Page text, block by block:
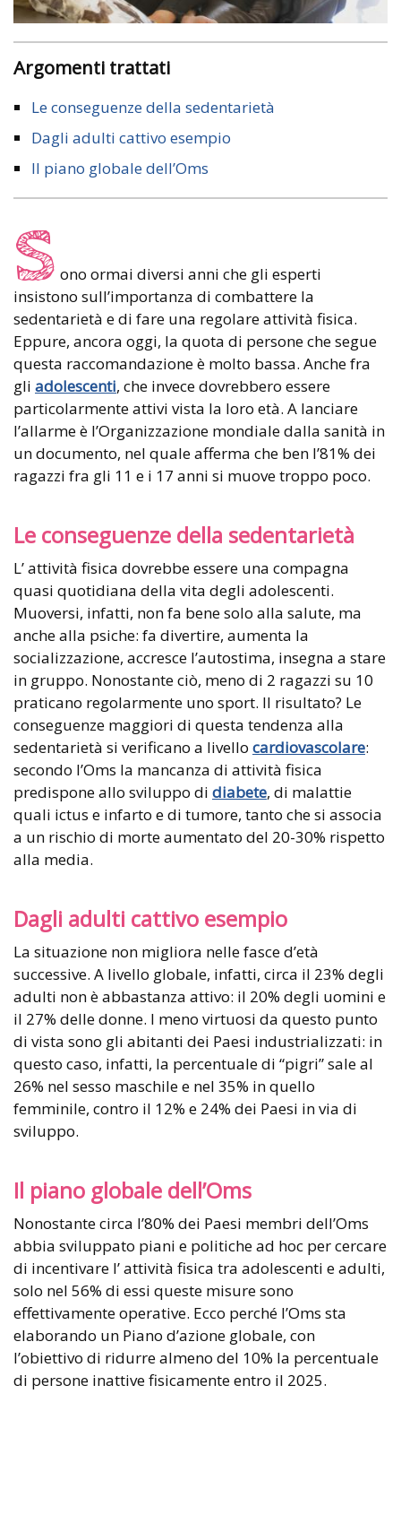
Argomenti trattati
Le conseguenze della sedentarietà
Dagli adulti cattivo esempio
Il piano globale dell’Oms
S ono ormai diversi anni che gli esperti
insistono sull’importanza di combattere la
sedentarietà e di fare una regolare attività fisica.
Eppure, ancora oggi, la quota di persone che segue
questa raccomandazione è molto bassa. Anche fra
gli adolescenti, che invece dovrebbero essere
particolarmente attivi vista la loro età. A lanciare
l’allarme è l’Organizzazione mondiale dalla sanità in
un documento, nel quale afferma che ben l’81% dei
ragazzi fra gli 11 e i 17 anni si muove troppo poco.
Le conseguenze della sedentarietà
L’ attività fisica dovrebbe essere una compagna
quasi quotidiana della vita degli adolescenti.
Muoversi, infatti, non fa bene solo alla salute, ma
anche alla psiche: fa divertire, aumenta la
socializzazione, accresce l’autostima, insegna a stare
in gruppo. Nonostante ciò, meno di 2 ragazzi su 10
praticano regolarmente uno sport. Il risultato? Le
conseguenze maggiori di questa tendenza alla
sedentarietà si verificano a livello cardiovascolare:
secondo l’Oms la mancanza di attività fisica
predispone allo sviluppo di diabete, di malattie
quali ictus e infarto e di tumore, tanto che si associa
a un rischio di morte aumentato del 20-30% rispetto
alla media.
Dagli adulti cattivo esempio
La situazione non migliora nelle fasce d’età
successive. A livello globale, infatti, circa il 23% degli
adulti non è abbastanza attivo: il 20% degli uomini e
il 27% delle donne. I meno virtuosi da questo punto
di vista sono gli abitanti dei Paesi industrializzati: in
questo caso, infatti, la percentuale di “pigri” sale al
26% nel sesso maschile e nel 35% in quello
femminile, contro il 12% e 24% dei Paesi in via di
sviluppo.
Il piano globale dell’Oms
Nonostante circa l’80% dei Paesi membri dell’Oms
abbia sviluppato piani e politiche ad hoc per cercare
di incentivare l’ attività fisica tra adolescenti e adulti,
solo nel 56% di essi queste misure sono
effettivamente operative. Ecco perché l’Oms sta
elaborando un Piano d’azione globale, con
l’obiettivo di ridurre almeno del 10% la percentuale
di persone inattive fisicamente entro il 2025.